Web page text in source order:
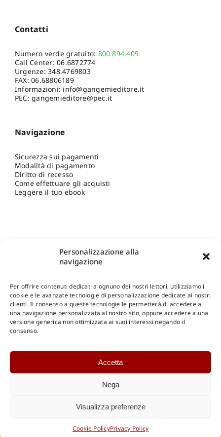
Personalizzazione alla
navigazione
Per offrire contenuti dedicati a ognuno dei nostri lettori, utilizziamo i
cookie e le avanzate tecnologie di personalizzazione dedicate ai nostri
clienti. Il consenso a queste tecnologie le permetterà di accedere a
una navigazione personalizzata al nostro sito, oppure accedere a una
versione generica non ottimizzata ai suoi interessi negando il
consenso.
Accetta
Nega
Visualizza preferenze
Cookie PolicyPrivacy Policy
Contatti
Numero verde gratuito: 800.894.409
Call Center:06.6872774
Urgenze:348.4769803
FAX: 06.68806189
Informazioni: info@gangemieditore.it
PEC: gangemieditore@pec.it
Navigazione
Sicurezza sui pagamenti
Modalità di pagamento
Diritto di recesso
Come effettuare gli acquisti
Leggere il tuo ebook
Shop Gangemi Editore-Pagamenti Sicuri e anche Rateali
Catalogo Online
Catalogo Internazionale
DOWNLOAD
Catalogo Internazionale